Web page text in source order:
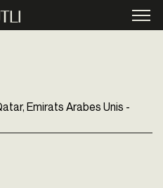
Emirats Arabes Unis -